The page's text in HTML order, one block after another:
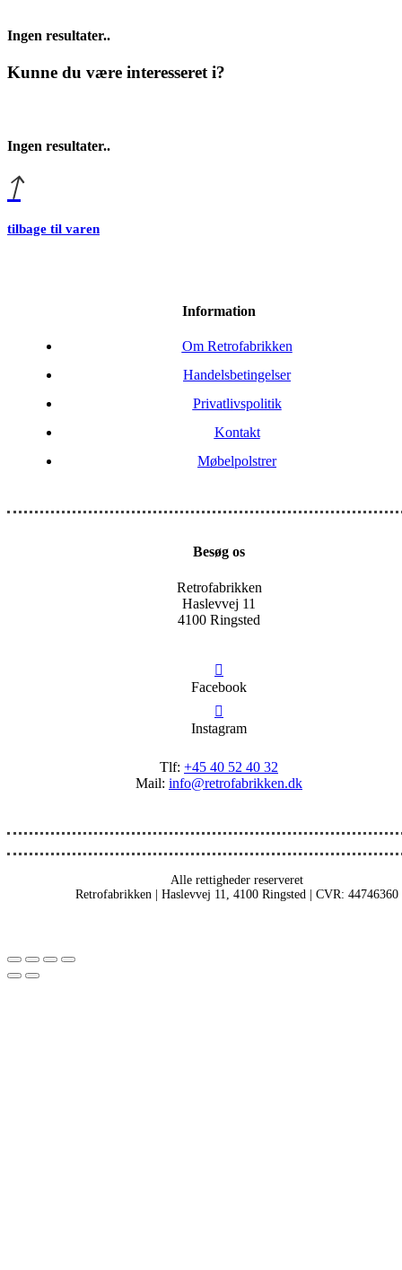
Ingen resultater..
Kunne du være interesseret i?
Ingen resultater..
tilbage til varen
Information
Om Retrofabrikken
Handelsbetingelser
Privatlivspolitik
Kontakt
Møbelpolstrer
Besøg os
Retrofabrikken
Haslevvej 11
4100 Ringsted
Facebook
Instagram
Tlf: +45 40 52 40 32
Mail: info@retrofabrikken.dk
Alle rettigheder reserveret
Retrofabrikken | Haslevvej 11, 4100 Ringsted | CVR: 44746360